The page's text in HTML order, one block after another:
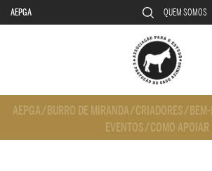
AEPGA QUEM SOMOS
AEPGA/ BURRO DE MIRANDA/CRIADORES/
EVENTOS/COMO APOIAR